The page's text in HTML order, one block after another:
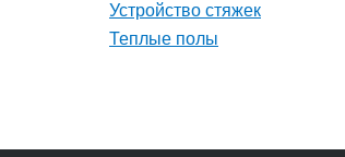
Устройство стяжек
Теплые полы